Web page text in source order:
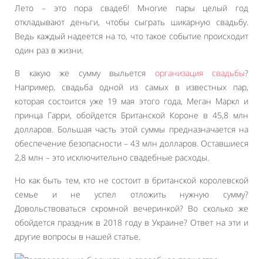
Лето – это пора свадеб! Многие пары целый год
откладывают деньги, чтобы сыграть шикарную свадьбу.
Ведь каждый надеется на то, что такое событие происходит
один раз в жизни.
В какую же сумму выльется организация свадьбы?
Например, свадьба одной из самых в известных пар,
которая состоится уже 19 мая этого года, Меган Маркл и
принца Гарри, обойдется Британской Короне в 45,8 млн
долларов. Большая часть этой суммы предназначается на
обеспечение безопасности – 43 млн долларов. Оставшиеся
2,8 млн – это исключительно свадебные расходы.
Но как быть тем, кто не состоит в британской королевской
семье и не успел отложить нужную сумму?
Довольствоваться скромной вечеринкой? Во сколько же
обойдется праздник в 2018 году в Украине? Ответ на эти и
другие вопросы в нашей статье.